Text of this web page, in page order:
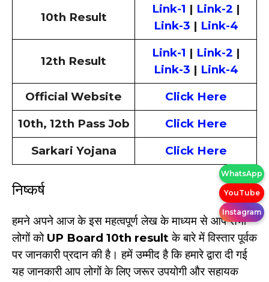
10th Result
Link-1 | Link-2 |
Link-3 | Link-4
12th Result
Link-1 | Link-2 |
Link-3 | Link-4
Official Website
Click Here
10th, 12th Pass Job
Click Here
Sarkari Yojana
Click Here
निष्कर्ष
हमने अपने आज के इस महत्वपूर्ण लेख के माध्यम से आप सभी
लोगों कोUP Board 10th resultके बारे में विस्तार पूर्वक
पर जानकारी प्रदान की है। हमें उम्मीद है कि हमारे द्वारा दी गई
यह जानकारी आप लोगों के लिए जरूर उपयोगी और सहायक
WhatsApp
YouTube
Instagram